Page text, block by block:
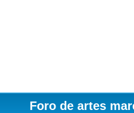
Foro de artes